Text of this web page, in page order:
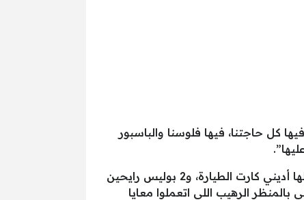
حاجتنا، فيها فلوسنا والباسبور
وتابع “بعد كده زوجتي راحت جنب ابني ورا وأنا في كرسي آخر، وسبنا الكرسي ده خالص، فجأة لقيتها قالتلها أديني كارت الطيارة، و2 بوليس رايحين
بالمنظر الرهيب اللي اتعملوا معايا